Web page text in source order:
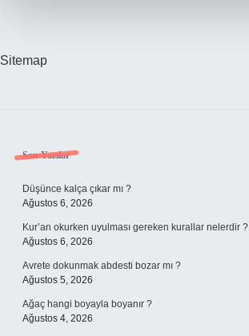
Sitemap
Sidebar
Son Yazılar
Düşünce kalça çıkar mı ?
Ağustos 6, 2026
Kur’an okurken uyulması gereken kurallar nelerdir ?
Ağustos 6, 2026
Avrete dokunmak abdesti bozar mı ?
Ağustos 5, 2026
Ağaç hangi boyayla boyanır ?
Ağustos 4, 2026